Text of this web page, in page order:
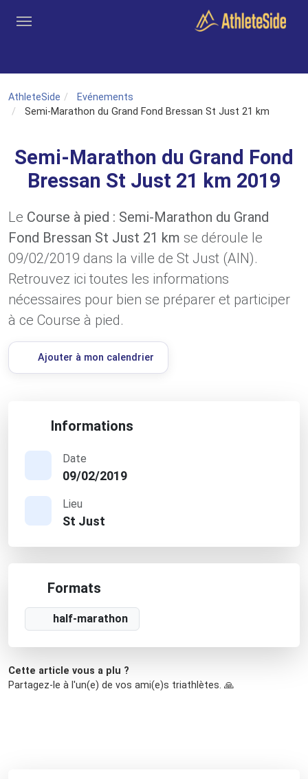
AthleteSide
Evénements
Semi-Marathon du Grand Fond Bressan St Just 21 km
Semi-Marathon du Grand Fond
Bressan St Just 21 km 2019
Le Course à pied : Semi-Marathon du Grand
Fond Bressan St Just 21 km se déroule le
09/02/2019 dans la ville de St Just (AIN).
Retrouvez ici toutes les informations
nécessaires pour bien se préparer et participer
à ce Course à pied.
Ajouter à mon calendrier
Informations
Date
09/02/2019
Lieu
St Just
Formats
half-marathon
Cette article vous a plu ?
Partagez-le à l'un(e) de vos ami(e)s triathlètes. 🙏